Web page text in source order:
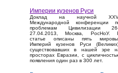
Империи кузенов Руси
Доклад на научной
Международной конференции
проблемам Цивилизации
27.04.2013, Москва, РосНоУ.
статье описаны пять
Империй кузенов Руси
существовавших в нашей эре
просторах Евразии, с
появления один раз в 300 лет.